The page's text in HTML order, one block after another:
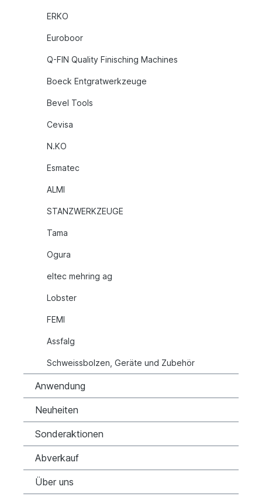
ERKO
Euroboor
Q-FIN Quality Finisching Machines
Boeck Entgratwerkzeuge
Bevel Tools
Cevisa
N.KO
Esmatec
ALMI
STANZWERKZEUGE
Tama
Ogura
eltec mehring ag
Lobster
FEMI
Assfalg
Schweissbolzen, Geräte und Zubehör
Anwendung
Neuheiten
Sonderaktionen
Abverkauf
Über uns